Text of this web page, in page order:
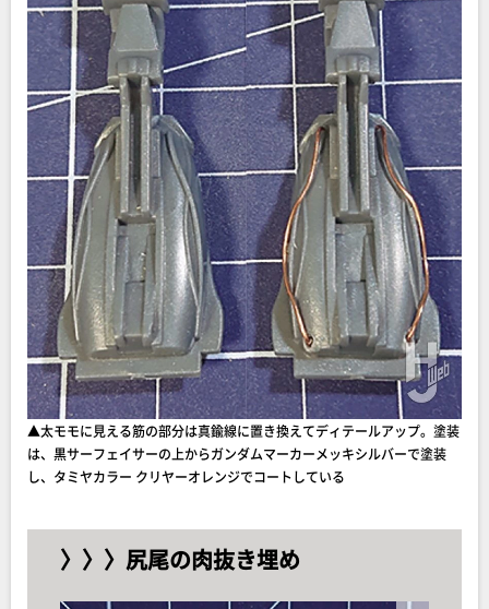
▲太モモに見える筋の部分は真鍮線に置き換えてディテールアップ。塗装
は、黒サーフェイサーの上からガンダムマーカーメッキシルバーで塗装
し、タミヤカラー クリヤーオレンジでコートしている
〉〉〉尻尾の肉抜き埋め